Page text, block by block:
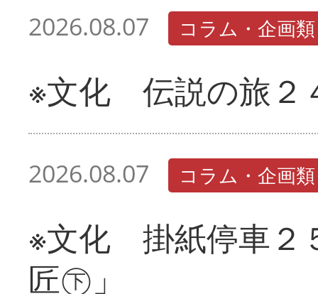
2026.08.07 コラム・企画類
※文化 伝説の旅２
2026.08.07 コラム・企画類
※文化 掛紙停車２
匠㊦」